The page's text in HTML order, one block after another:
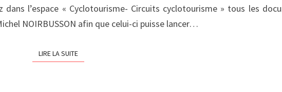
dans l’espace « Cyclotourisme- Circuits cyclotourisme » tous les
NOIRBUSSON afin que celui-ci puisse lancer…
LIRE LA SUITELIRE LA SUITE